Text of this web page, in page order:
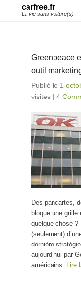
carfree.fr
La vie sans voiture(s)
Greenpeace
outil
Publié le 1
visites | 4
Des pancartes,
bloque une grille
quelque chose ?
(seulement)
dernière
aujourd’hui par
américains. Lire